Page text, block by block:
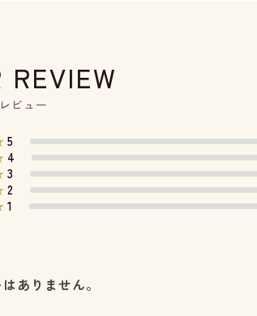
REVIEW
レビュー
5
4
3
2
1
ありません。